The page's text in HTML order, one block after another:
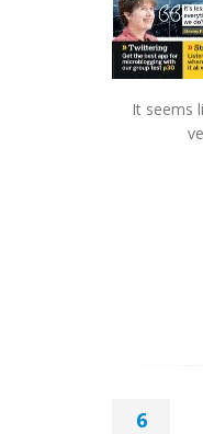
It seems
6